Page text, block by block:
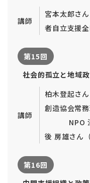
講師
宮本太郎さ
者自立支援
第15回
社会的孤立と地域
講師
柏木登起さ
創造協
NPO 法人
後 房雄さん
第16回